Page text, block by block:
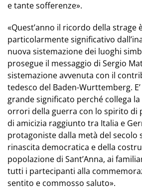
e tante sofferenze».
«Quest’anno il ricordo della strage
particolarmente significativo
nuova sistemazione dei luoghi
prosegue il messaggio di Sergio
sistemazione avvenuta con il
tedesco del Baden-Wurttemberg.
grande significato perché collega
orrori della guerra con lo spirito di
di amicizia raggiunto tra Italia e
protagoniste dalla metà del secolo
rinascita democratica e della
popolazione di Sant’Anna, ai
tutti i partecipanti alla
sentito e commosso saluto».